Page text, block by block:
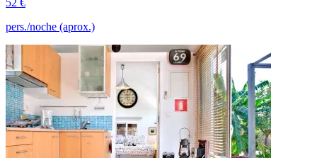
pers./noche (aprox.)